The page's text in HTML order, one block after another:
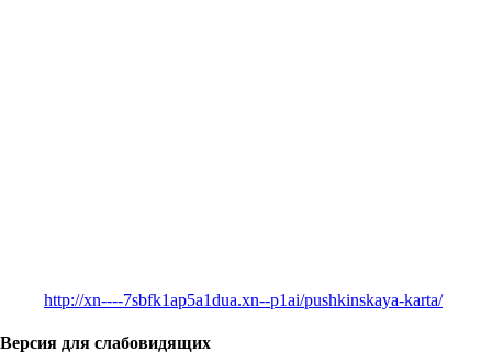
http://xn----7sbfk1ap5a1dua.xn--p1ai/pushkinskaya-karta/
Версия для слабовидящих